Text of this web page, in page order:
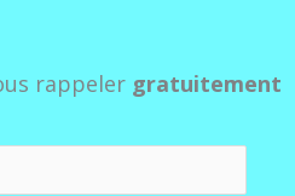
rappeler gratuitement